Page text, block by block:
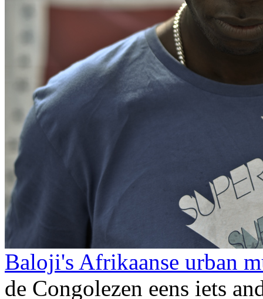
Baloji's Afrikaanse urban
de Congolezen eens iets